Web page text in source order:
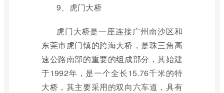
9、虎门大桥
虎门大桥是一座连接广州南沙区和
东莞市虎门镇的跨海大桥，是珠三角高
速公路南部的重要的组成部分，其始建
于1992年，是一个全长15.76千米的特
大桥，其主要采用的双向六车道，具有